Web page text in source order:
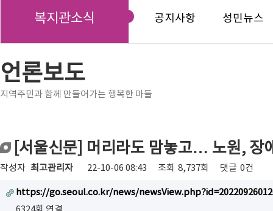
복지관소식 공지사항 성민뉴스
언론보도
지역주민과 함께 만들어가는 행복한 마들
[서울신문] 머리라도 맘놓고… 노원, 장
작성자 최고관리자 22-10-06 08:43 조회 8,737회 댓글 0건
https://go.seoul.co.kr/news/